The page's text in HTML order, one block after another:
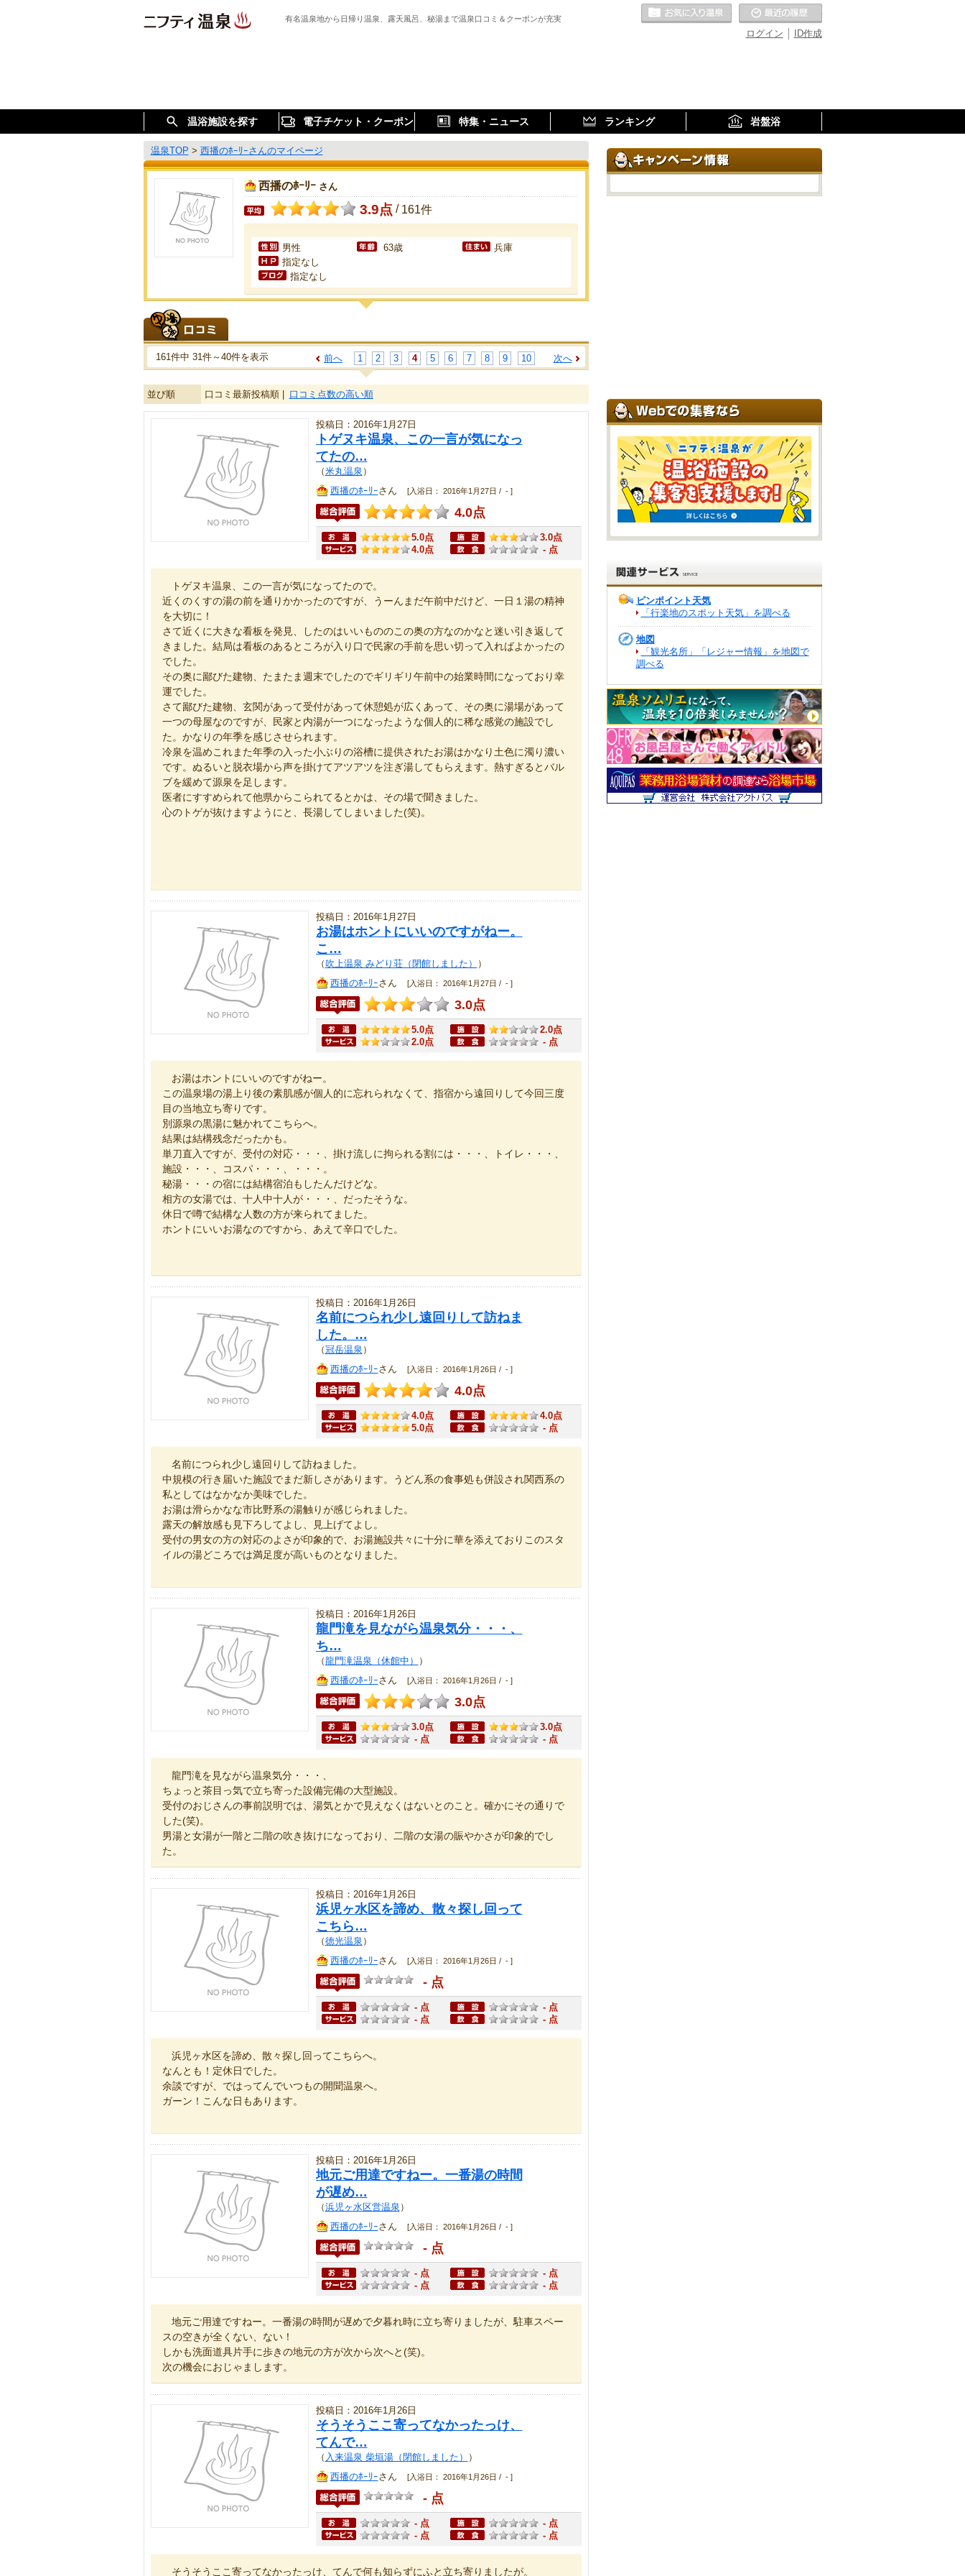
有名温泉地から日帰り温泉、露天風呂、秘湯まで温泉口コミ＆クーポンが充実
ID作成
ログイン
お気に入りの温泉
温浴施設を探す 電子チケット・クーポン 特集・ニュース ランキング 岩盤浴
温泉TOP > 西播のﾎｰﾘｰさんのマイページ
西播のﾎｰﾘｰさん
3.9点 / 161件
男性 63歳
兵庫
指定なし
指定なし
161件中 31件～40件を表示 前へ 1 2 3 4 5 6 7 8 9 10 次へ
並び順 口コミ最新投稿順 | 口コミ点数の高い順
投稿日：2016年1月27日
トゲヌキ温泉、この一言が気になっ
てたの…
（米丸温泉 ）
西播のﾎｰﾘｰさん [入浴日： 2016年1月27日 / - ]
4.0点
5.0点
3.0点
4.0点
- 点
トゲヌキ温泉、この一言が気になってたので。
近くのくすの湯の前を通りかかったのですが、うーんまだ午前中だけど、一日１湯の精神
を大切に！
さて近くに大きな看板を発見、したのはいいもののこの奥の方なのかなと迷い引き返して
きました。結局は看板のあるところが入り口で民家の手前を思い切って入ればよかったの
でした。
その奥に鄙びた建物、たまたま週末でしたのでギリギリ午前中の始業時間になっており幸
運でした。
さて鄙びた建物、玄関があって受付があって休憩処が広くあって、その奥に湯場があって
一つの母屋なのですが、民家と内湯が一つになったような個人的に稀な感覚の施設でし
た。かなりの年季を感じさせられます。
冷泉を温めこれまた年季の入った小ぶりの浴槽に提供されたお湯はかなり土色に濁り濃い
です。ぬるいと脱衣場から声を掛けてアツアツを注ぎ湯してもらえます。熱すぎるとバル
ブを緩めて源泉を足します。
医者にすすめられて他県からこられてるとかは、その場で聞きました。
心のトゲが抜けますようにと、長湯してしまいました(笑)。
投稿日：2016年1月27日
お湯はホントにいいのですがねー。
こ…
（ 吹上温泉 みどり荘（閉館しました）
）
西播のﾎｰﾘｰさん [入浴日： 2016年1月27日 / - ]
3.0点
5.0点
2.0点
2.0点
- 点
お湯はホントにいいのですがねー。
この温泉場の湯上り後の素肌感が個人的に忘れられなくて、指宿から遠回りして今回三度
目の当地立ち寄りです。
別源泉の黒湯に魅かれてこちらへ。
結果は結構残念だったかも。
単刀直入ですが、受付の対応・・・、掛け流しに拘られる割には・・・、トイレ・・・、
施設・・・、コスパ・・・、・・・。
秘湯・・・の宿には結構宿泊もしたんだけどな。
相方の女湯では、十人中十人が・・・、だったそうな。
休日で噂で結構な人数の方が来られてました。
ホントにいいお湯なのですから、あえて辛口でした。
投稿日：2016年1月26日
名前につられ少し遠回りして訪ねま
した。…
（冠岳温泉 ）
西播のﾎｰﾘｰさん [入浴日： 2016年1月26日 / - ]
4.0点
4.0点
4.0点
5.0点
- 点
名前につられ少し遠回りして訪ねました。
中規模の行き届いた施設でまだ新しさがあります。うどん系の食事処も併設され関西系の
私としてはなかなか美味でした。
お湯は滑らかなな市比野系の湯触りが感じられました。
露天の解放感も見下ろしてよし、見上げてよし。
受付の男女の方の対応のよさが印象的で、お湯施設共々に十分に華を添えておりこのスタ
イルの湯どころでは満足度が高いものとなりました。
投稿日：2016年1月26日
龍門滝を見ながら温泉気分・・・、
ち…
（龍門滝温泉（休館中）
）
西播のﾎｰﾘｰさん [入浴日： 2016年1月26日 / - ]
3.0点
3.0点
3.0点
- 点
- 点
龍門滝を見ながら温泉気分・・・、
ちょっと茶目っ気で立ち寄った設備完備の大型施設。
受付のおじさんの事前説明では、湯気とかで見えなくはないとのこと。確かにその通りで
した(笑)。
男湯と女湯が一階と二階の吹き抜けになっており、二階の女湯の賑やかさが印象的でし
た。
投稿日：2016年1月26日
浜児ヶ水区を諦め、散々探し回って
こちら…
（徳光温泉 ）
西播のﾎｰﾘｰさん [入浴日： 2016年1月26日 / - ]
- 点
- 点
- 点
- 点
- 点
浜児ヶ水区を諦め、散々探し回ってこちらへ。
なんとも！定休日でした。
余談ですが、ではってんでいつもの開聞温泉へ。
ガーン！こんな日もあります。
投稿日：2016年1月26日
地元ご用達ですねー。一番湯の時間
が遅め…
（浜児ヶ水区営温泉 ）
西播のﾎｰﾘｰさん [入浴日： 2016年1月26日 / - ]
- 点
- 点
- 点
- 点
- 点
地元ご用達ですねー。一番湯の時間が遅めで夕暮れ時に立ち寄りましたが、駐車スペー
スの空きが全くない、ない！
しかも洗面道具片手に歩きの地元の方が次から次へと(笑)。
次の機会におじゃまします。
投稿日：2016年1月26日
そうそうここ寄ってなかったっけ、
てんで…
（ 入来温泉 柴垣湯（閉館しました）
）
西播のﾎｰﾘｰさん [入浴日： 2016年1月26日 / - ]
- 点
- 点
- 点
- 点
- 点
そうそうここ寄ってなかったっけ、てんで何も知らずにふと立ち寄りましたが。
ピンポイント天気
「行楽地のスポット天気」を調べる
地図
「観光名所」「レジャー情報」を地図で
調べる